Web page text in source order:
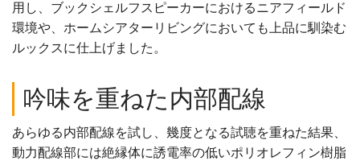
用し、ブックシェルフスピーカーにおけるニアフィールド
環境や、ホームシアターリビングにおいても上品に馴染む
ルックスに仕上げました。
吟味を重ねた内部配線
あらゆる内部配線を試し、幾度となる試聴を重ねた結果、
動力配線部には絶縁体に誘電率の低いポリオレフィン樹脂